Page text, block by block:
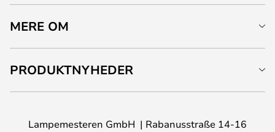
MERE OM
PRODUKTNYHEDER
Lampemesteren GmbH Rabanusstraße 14-16